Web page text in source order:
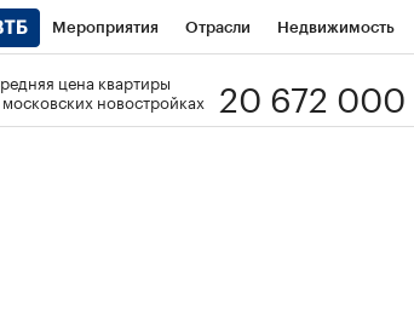
Мероприятия Отрасли Недвижимость
РБК РБК Образование
цена квартиры
новостройках
20 672 000